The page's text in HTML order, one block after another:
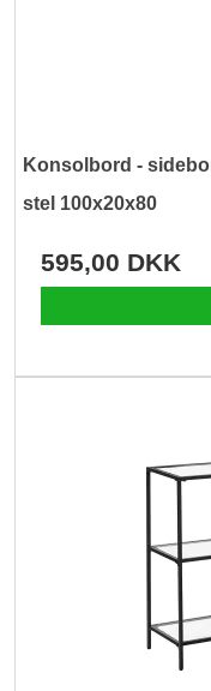
Konsolbord -
stel 100x20x80
595,00 DKK